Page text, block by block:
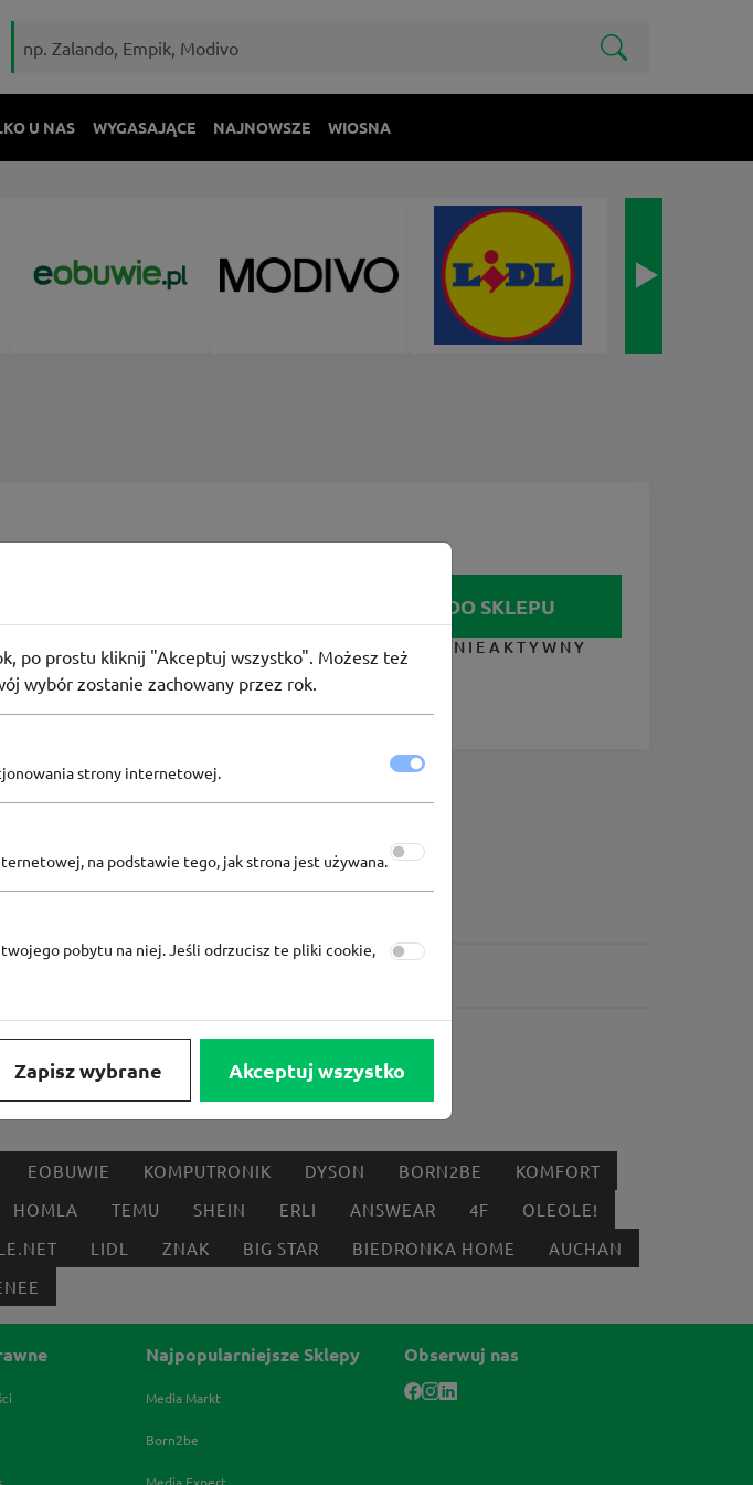
U NAS WYGASAJĄCE NAJNOWSZE WIOSNA
Miya
IDŹ DO SKLEPU
KUPON NIEAKTYWNY
EOBUWIE KOMPUTRONIK DYSON BORN2BE
KOMFORT
HOMLA TEMU SHEIN ERLI ANSWEAR 4F
OLEOLE!
LIDL ZNAK BIG STAR BIEDRONKA HOME
AUCHAN
Najpopularniejsze Sklepy
Media Markt
Born2be
Obserwuj nas
po prostu kliknij "Akceptuj wszystko". Możesz też
wybór zostanie zachowany przez rok.
strony internetowej.
na podstawie tego, jak strona jest używana.
pobytu na niej. Jeśli odrzucisz te pliki cookie,
Zapisz wybrane Akceptuj wszystko